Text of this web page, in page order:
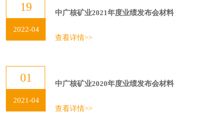
19
2022-04
中广核矿业2021年度业绩发布会材料
查看详情>>
01
2021-04
中广核矿业2020年度业绩发布会材料
查看详情>>